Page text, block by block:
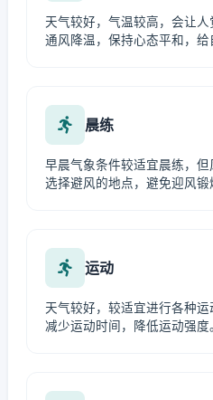
天气较好，气温较高，会让
通风降温，保持心态平和，给
晨练
早晨气象条件较适宜晨练，
选择避风的地点，避免迎风锻
运动
天气较好，较适宜进行各种
减少运动时间，降低运动强度